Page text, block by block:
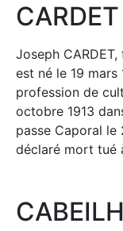
Joseph CARDET,
est né le 19 mars
profession de
octobre 1913
passe Caporal le
déclaré mort tué